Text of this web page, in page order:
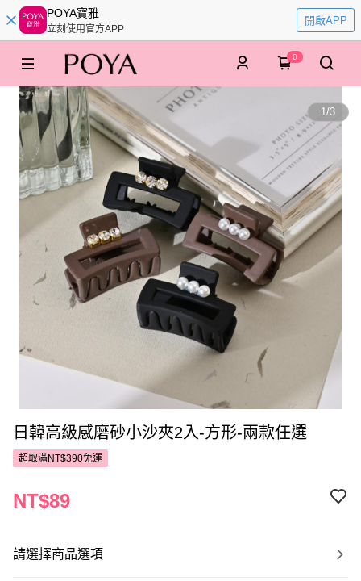
POYA寶雅
立刻使用官方APP
開啟APP
0
1/3
日韓高級感磨砂小沙夾2入-方形-兩款任選
超取滿NT$390免運
NT$89
請選擇商品選項